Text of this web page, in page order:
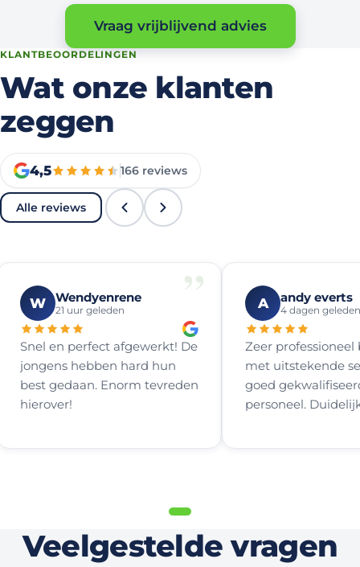
Vraag vrijblijvend advies
KLANTBEOORDELINGEN
Wat onze klanten
zeggen
4,5 166 reviews
Alle reviews
”
W Wendyenrene
21 uur geleden
Snel en perfect afgewerkt! De
jongens hebben hard hun
best gedaan. Enorm tevreden
hierover!
A andy everts
4 dagen geleden
Zeer professioneel
met uitstekende
goed
personeel.
zonder het
onder het gras.
Veelgestelde vragen